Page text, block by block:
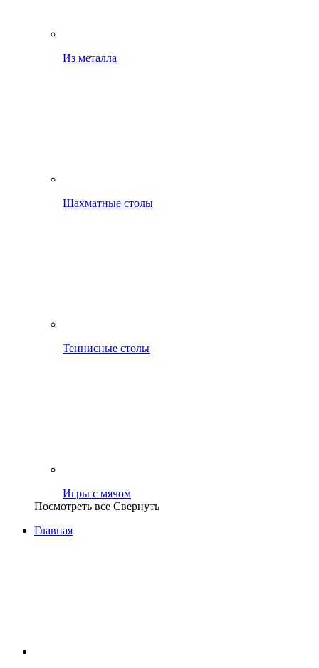
Из металла
Шахматные столы
Теннисные столы
Игры с мячом
Посмотреть все Свернуть
Главная